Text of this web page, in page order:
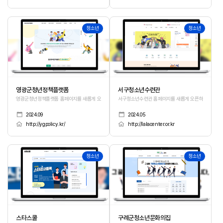
청소년
영광군청년정책플랫폼
영광군청년정책플랫폼 홈페이지를 새롭게 오픈하였습니다.
2024.09
http://ygpolicy.kr/
청소년
서구청소년수련관
서구청소년수련관 홈페이지를 새롭게 오픈하였습니다.
2024.05
http://lalacenter.or.kr
청소년
스타스쿨
청소년
구례군청소년문화의집